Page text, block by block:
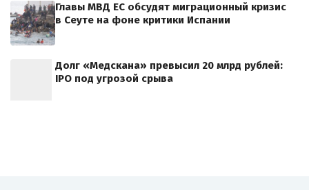
Главы МВД ЕС обсудят миграционный кризис
в Сеуте на фоне критики Испании
Долг «Медскана» превысил 20 млрд рублей:
IPO под угрозой срыва